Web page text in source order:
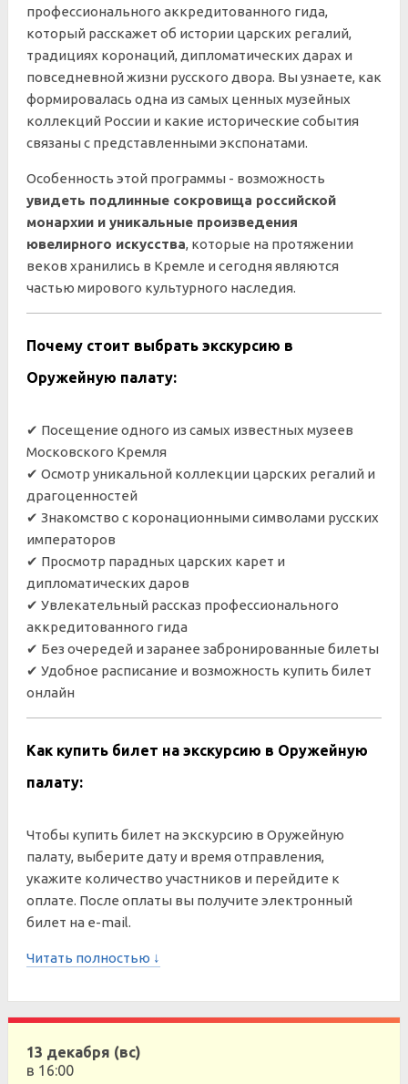
профессионального аккредитованного гида,
который расскажет об истории царских регалий,
традициях коронаций, дипломатических дарах и
повседневной жизни русского двора. Вы узнаете, как
формировалась одна из самых ценных музейных
коллекций России и какие исторические события
связаны с представленными экспонатами.
Особенность этой программы - возможность
увидеть подлинные сокровища российской
монархии и уникальные произведения
ювелирного искусства, которые на протяжении
веков хранились в Кремле и сегодня являются
частью мирового культурного наследия.
Почему стоит выбрать экскурсию в
Оружейную палату:
✔ Посещение одного из самых известных музеев
Московского Кремля
✔ Осмотр уникальной коллекции царских регалий и
драгоценностей
✔ Знакомство с коронационными символами русских
императоров
✔ Просмотр парадных царских карет и
дипломатических даров
✔ Увлекательный рассказ профессионального
аккредитованного гида
✔ Без очередей и заранее забронированные билеты
✔ Удобное расписание и возможность купить билет
онлайн
Как купить билет на экскурсию в Оружейную
палату:
Чтобы купить билет на экскурсию в Оружейную
палату, выберите дату и время отправления,
укажите количество участников и перейдите к
оплате. После оплаты вы получите электронный
билет на e-mail.
Читать полностью ↓
13 декабря (вс)
в 16:00